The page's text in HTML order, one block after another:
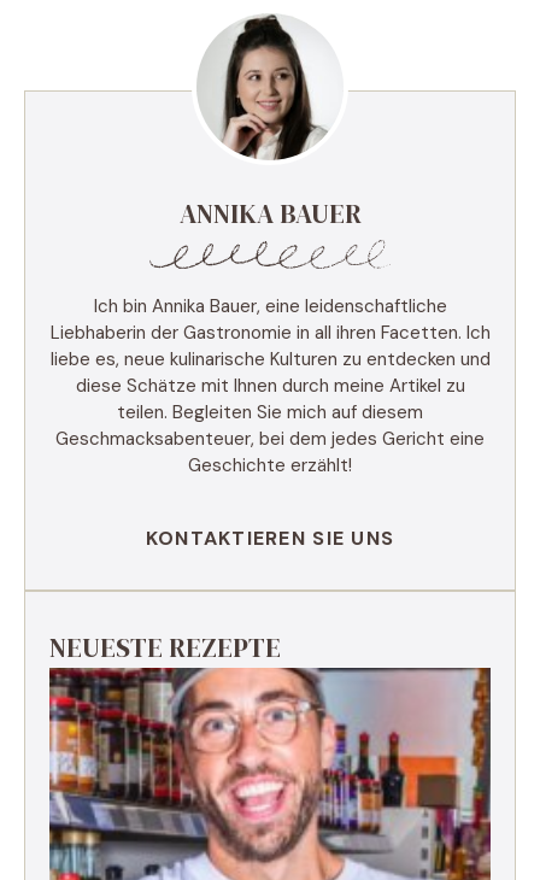
ANNIKA BAUER
Ich bin Annika Bauer, eine leidenschaftliche
Liebhaberin der Gastronomie in all ihren Facetten. Ich
liebe es, neue kulinarische Kulturen zu entdecken und
diese Schätze mit Ihnen durch meine Artikel zu
teilen. Begleiten Sie mich auf diesem
Geschmacksabenteuer, bei dem jedes Gericht eine
Geschichte erzählt!
KONTAKTIEREN SIE UNS
NEUESTE REZEPTE